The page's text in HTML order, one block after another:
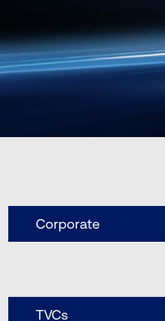
Corporate
TVCs